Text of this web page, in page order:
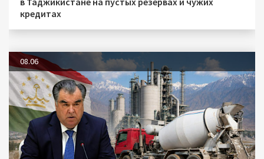
кредитах
08.06